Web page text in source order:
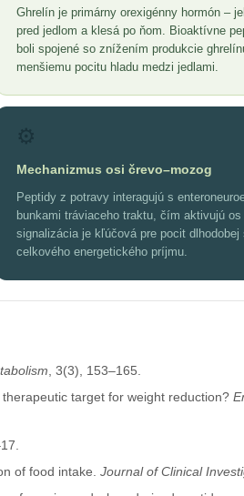
Ghrelín je primárny orexigénny hormón –
pred jedlom a klesá po ňom. Bioaktívne
boli spojené so znížením produkcie
menšiemu pocitu hladu medzi jedlami.
Mechanizmus osi črevo–mozog
Peptidy z potravy interagujú s
bunkami tráviaceho traktu, čím aktivujú
signalizácia je kľúčová pre pocit
celkového energetického príjmu.
, 3(3), 153–165.
target for weight reduction?
of food intake. Journal of Clinical